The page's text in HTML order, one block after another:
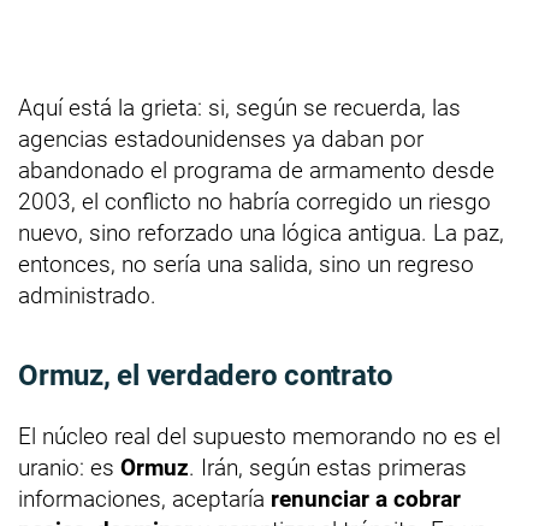
Aquí está la grieta: si, según se recuerda, las
agencias estadounidenses ya daban por
abandonado el programa de armamento desde
2003, el conflicto no habría corregido un riesgo
nuevo, sino reforzado una lógica antigua. La paz,
entonces, no sería una salida, sino un regreso
administrado.
Ormuz, el verdadero contrato
El núcleo real del supuesto memorando no es el
uranio: es Ormuz. Irán, según estas primeras
informaciones, aceptaría renunciar a cobrar